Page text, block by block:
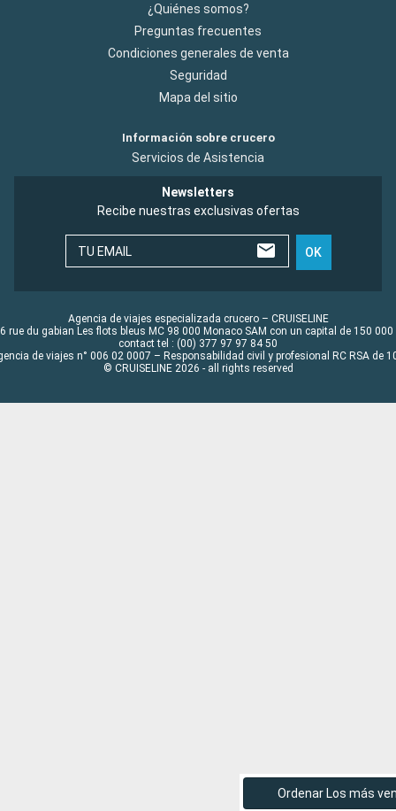
Ordenar Los más
¿Quiénes somos?
Preguntas frecuentes
Condiciones generales de venta
Seguridad
Mapa del sitio
Información sobre crucero
Servicios de Asistencia
Newsletters
Recibe nuestras exclusivas ofertas
TU EMAIL OK
Agencia de viajes especializada crucero – CRUISELINE
rue du gabian Les flots bleus MC 98 000 Monaco SAM con un capital de 150 000
contact tel : (00) 377 97 97 84 50
de viajes n° 006 02 0007 – Responsabilidad civil y profesional RC RSA de
© CRUISELINE 2026 - all rights reserved